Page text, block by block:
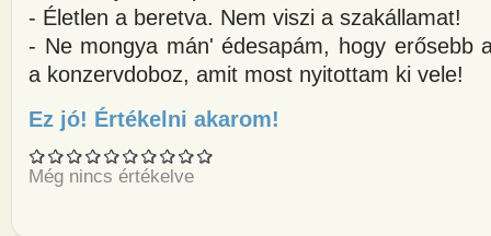
- Életlen a beretva. Nem viszi a szakállamat!
- Ne mongya mán' édesapám, hogy erősebb
a konzervdoboz, amit most nyitottam ki vele!
Ez jó! Értékelni akarom!
Még nincs értékelve